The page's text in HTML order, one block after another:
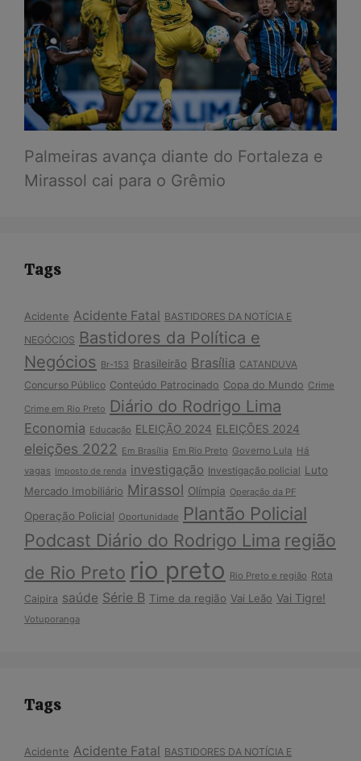
Palmeiras avança diante do Fortaleza e
Mirassol cai para o Grêmio
Tags
Acidente Acidente Fatal BASTIDORES DA NOTÍCIA E
NEGÓCIOS Bastidores da Política e
Negócios Br-153 Brasileirão Brasília CATANDUVA
Concurso Público Conteúdo Patrocinado Copa do Mundo Crime
Crime em Rio Preto Diário do Rodrigo Lima
Economia Educação ELEIÇÃO 2024 ELEIÇÕES 2024
eleições 2022 Em Brasília Em Rio Preto Governo Lula Há
vagas Imposto de renda investigação Investigação policial Luto
Mercado Imobiliário Mirassol Olímpia Operação da PF
Operação Policial Oportunidade Plantão Policial
Podcast Diário do Rodrigo Lima região
de Rio Preto rio preto Rio Preto e região Rota
Caipira saúde Série B Time da região Vai Leão Vai Tigre!
Votuporanga
Tags
Acidente Acidente Fatal BASTIDORES DA NOTÍCIA E